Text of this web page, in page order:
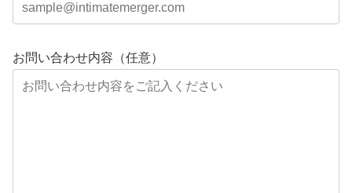
お問い合わせ内容（任意）